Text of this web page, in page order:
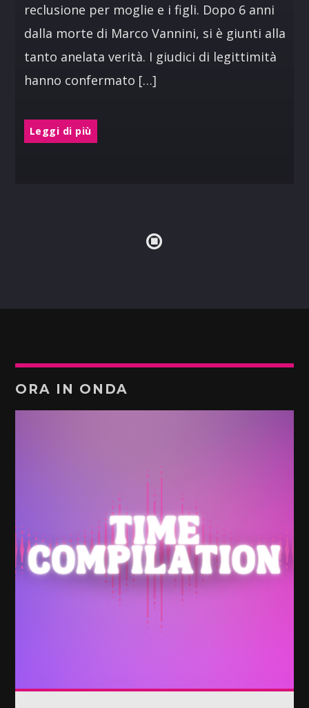
reclusione per moglie e i figli. Dopo 6 anni
dalla morte di Marco Vannini, si è giunti alla
tanto anelata verità. I giudici di legittimità
hanno confermato […]
Leggi di più
ORA IN ONDA